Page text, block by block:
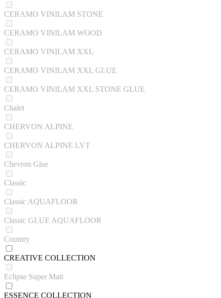
CERAMO VINILAM STONE
CERAMO VINILAM WOOD
CERAMO VINILAM XXL
CERAMO VINILAM XXL GLUE
CERAMO VINILAM XXL STONE GLUE
Chalet
CHERVON ALPINE
CHERVON ALPINE LVT
Chevron Glue
Classic
Classic AQUAFLOOR
Classic GLUE AQUAFLOOR
Country
CREATIVE COLLECTION
Eclipse Super Matt
ESSENCE COLLECTION